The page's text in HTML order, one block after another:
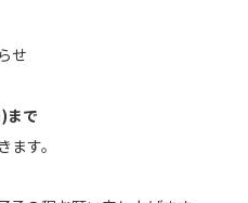
せ
まで
す。